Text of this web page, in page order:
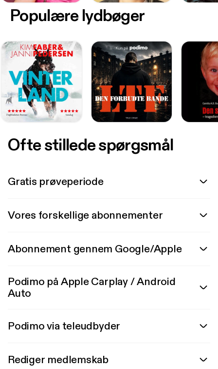
Populære lydbøger
Ofte stillede spørgsmål
Gratis prøveperiode
Vores forskellige abonnementer
Abonnement gennem Google/Apple
Podimo på Apple Carplay / Android
Auto
Podimo via teleudbyder
Rediger medlemskab